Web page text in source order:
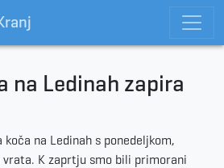
na Ledinah zapira
koča na Ledinah s ponedeljkom,
K zaprtju smo bili primorani